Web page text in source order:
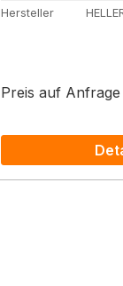
Hersteller
Preis auf Anfrage